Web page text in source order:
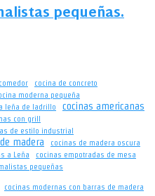
pequeñas.
cocina de concreto
moderna pequeña
leña de ladrillo
cocinas americanas
con grill
de estilo industrial
madera cocinas de madera oscura
a Leña
cocinas empotradas de mesa
pequeñas
cocinas modernas con barras de madera